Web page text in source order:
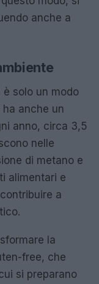
anche a
solo un modo
ha anche un
anno, circa 3,5
nelle
di metano e
alimentari e
a
la
free, che
si preparano